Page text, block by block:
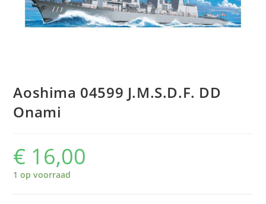
Aoshima 04599 J.M.S.D.F. DD
Onami
€ 16,00
1 op voorraad